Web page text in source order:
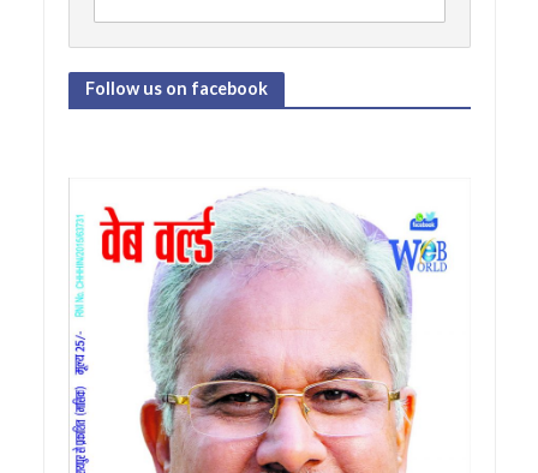
Follow us on facebook